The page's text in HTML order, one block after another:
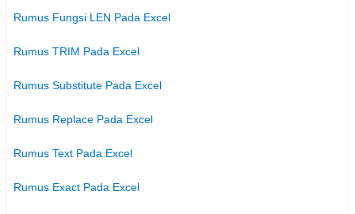
Rumus Fungsi LEN Pada Excel
Rumus TRIM Pada Excel
Rumus Substitute Pada Excel
Rumus Replace Pada Excel
Rumus Text Pada Excel
Rumus Exact Pada Excel